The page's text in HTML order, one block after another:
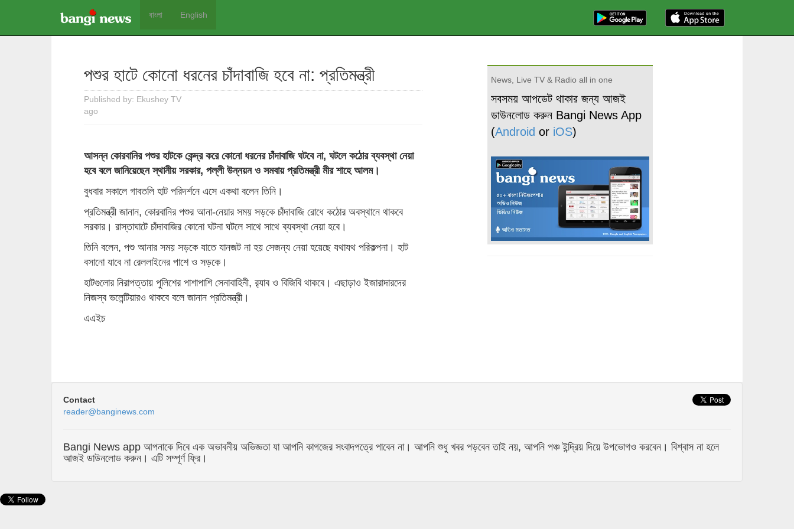
বাংলা English
পশুর হাটে কোনো ধরনের চাঁদাবাজি হবে না: প্রতিমন্ত্রী
Published by: Ekushey TV
ago
আসন্ন কোরবানির পশুর হাটকে কেন্দ্র করে কোনো ধরনের চাঁদাবাজি ঘটবে না, ঘটলে কঠোর ব্যবস্থা নেয়া
হবে বলে জানিয়েছেন স্থানীয় সরকার, পল্লী উন্নয়ন ও সমবায় প্রতিমন্ত্রী মীর শাহে আলম।
বুধবার সকালে গাবতলি হাট পরিদর্শনে এসে একথা বলেন তিনি।
প্রতিমন্ত্রী জানান, কোরবানির পশুর আনা-নেয়ার সময় সড়কে চাঁদাবাজি রোধে কঠোর অবস্থানে থাকবে
সরকার। রাস্তাঘাটে চাঁদাবাজির কোনো ঘটনা ঘটলে সাথে সাথে ব্যবস্থা নেয়া হবে।
তিনি বলেন, পশু আনার সময় সড়কে যাতে যানজট না হয় সেজন্য নেয়া হয়েছে যথাযথ পরিকল্পনা। হাট
বসানো যাবে না রেললাইনের পাশে ও সড়কে।
হাটগুলোর নিরাপত্তায় পুলিশের পাশাপাশি সেনাবাহিনী, র‍্যাব ও বিজিবি থাকবে। এছাড়াও ইজারাদারদের
নিজস্ব ভলেন্টিয়ারও থাকবে বলে জানান প্রতিমন্ত্রী।
এএইচ
News, Live TV & Radio all in one
সবসময় আপডেট থাকার জন্য আজই
ডাউনলোড করুন Bangi News App
(Android or iOS)
Contact
reader@banginews.com
Bangi News app আপনাকে দিবে এক অভাবনীয় অভিজ্ঞতা যা আপনি কাগজের সংবাদপত্রে পাবেন না। আপনি শুধু খবর পড়বেন তাই নয়, আপনি পঞ্চ ইন্দ্রিয় দিয়ে উপভোগও করবেন। বিশ্বাস না হলে
আজই ডাউনলোড করুন। এটি সম্পূর্ণ ফ্রি।